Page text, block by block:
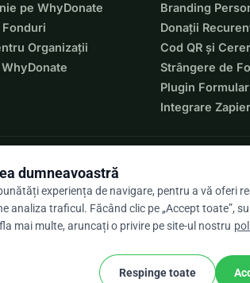
pe WhyDonate
Organizații
Branding
Donații
Cod QR și
Strângere de
Plugin
Integrare Zapier
500 de recenzii
dumneavoastră
experiența de navigare, pentru a vă oferi
analiza traficul. Făcând clic pe „Accept toate”,
mai multe, aruncați o privire pe site-ul nostru
Respinge toate